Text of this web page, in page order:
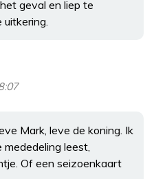
geval en liep te
Mark, leve de koning. Ik
leest,
Of een seizoenkaart